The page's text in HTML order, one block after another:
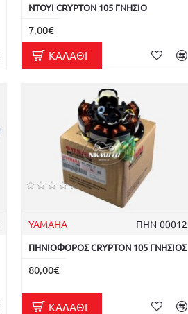
ΝΤΟΥΙ CRYPTON 105 ΓΝΗΣΙΟ
7,00€
ΚΑΛΆΘΙ
YAMAHA ΠΗΝ-00012
ΠΗΝΙΟΦΟΡΟΣ CRYPTON 105 ΓΝΗΣΙΟΣ
80,00€
ΚΑΛΆΘΙ